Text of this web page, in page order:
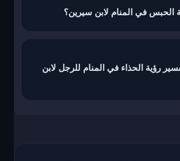
الحبس في المنام لابن سيرين؟
رؤية الحذاء في المنام للرجل لابن